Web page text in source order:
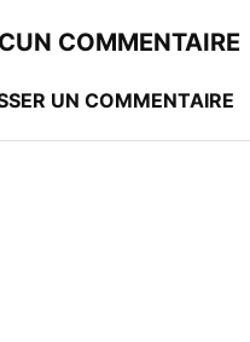
COMMENTAIRE
UN COMMENTAIRE